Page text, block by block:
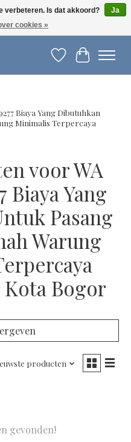
Verlanglijst
Biaya Yang Dibutuhkan
Minimalis Terpercaya
voor WA
Biaya Yang
Pasang
Warung
Bogor
producten
gevonden!
verbeteren. Is dat akkoord?
Ja
cookies »